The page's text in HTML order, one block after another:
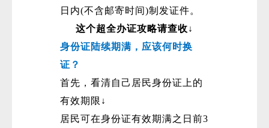
日内(不含邮寄时间)制发证件。
这个超全办证攻略请查收↓
身份证陆续期满，应该何时换
证？
首先，看清自己居民身份证上的
有效期限↓
居民可在身份证有效期满之日前3